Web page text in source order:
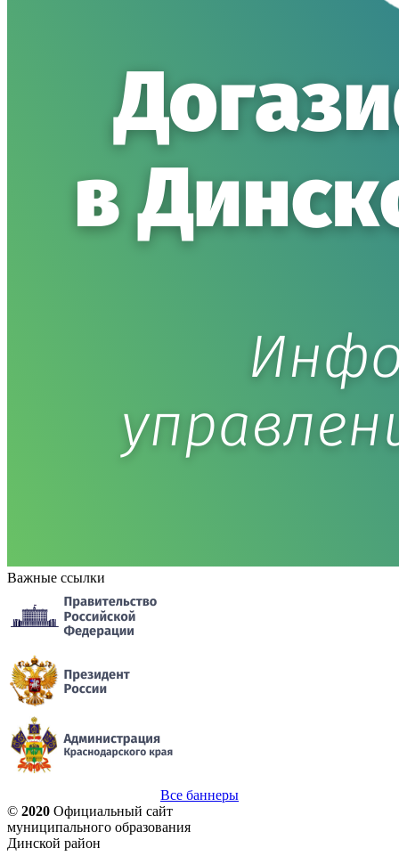
Важные ссылки
Все баннеры
© 2020 Официальный сайт
муниципального образования
Динской район